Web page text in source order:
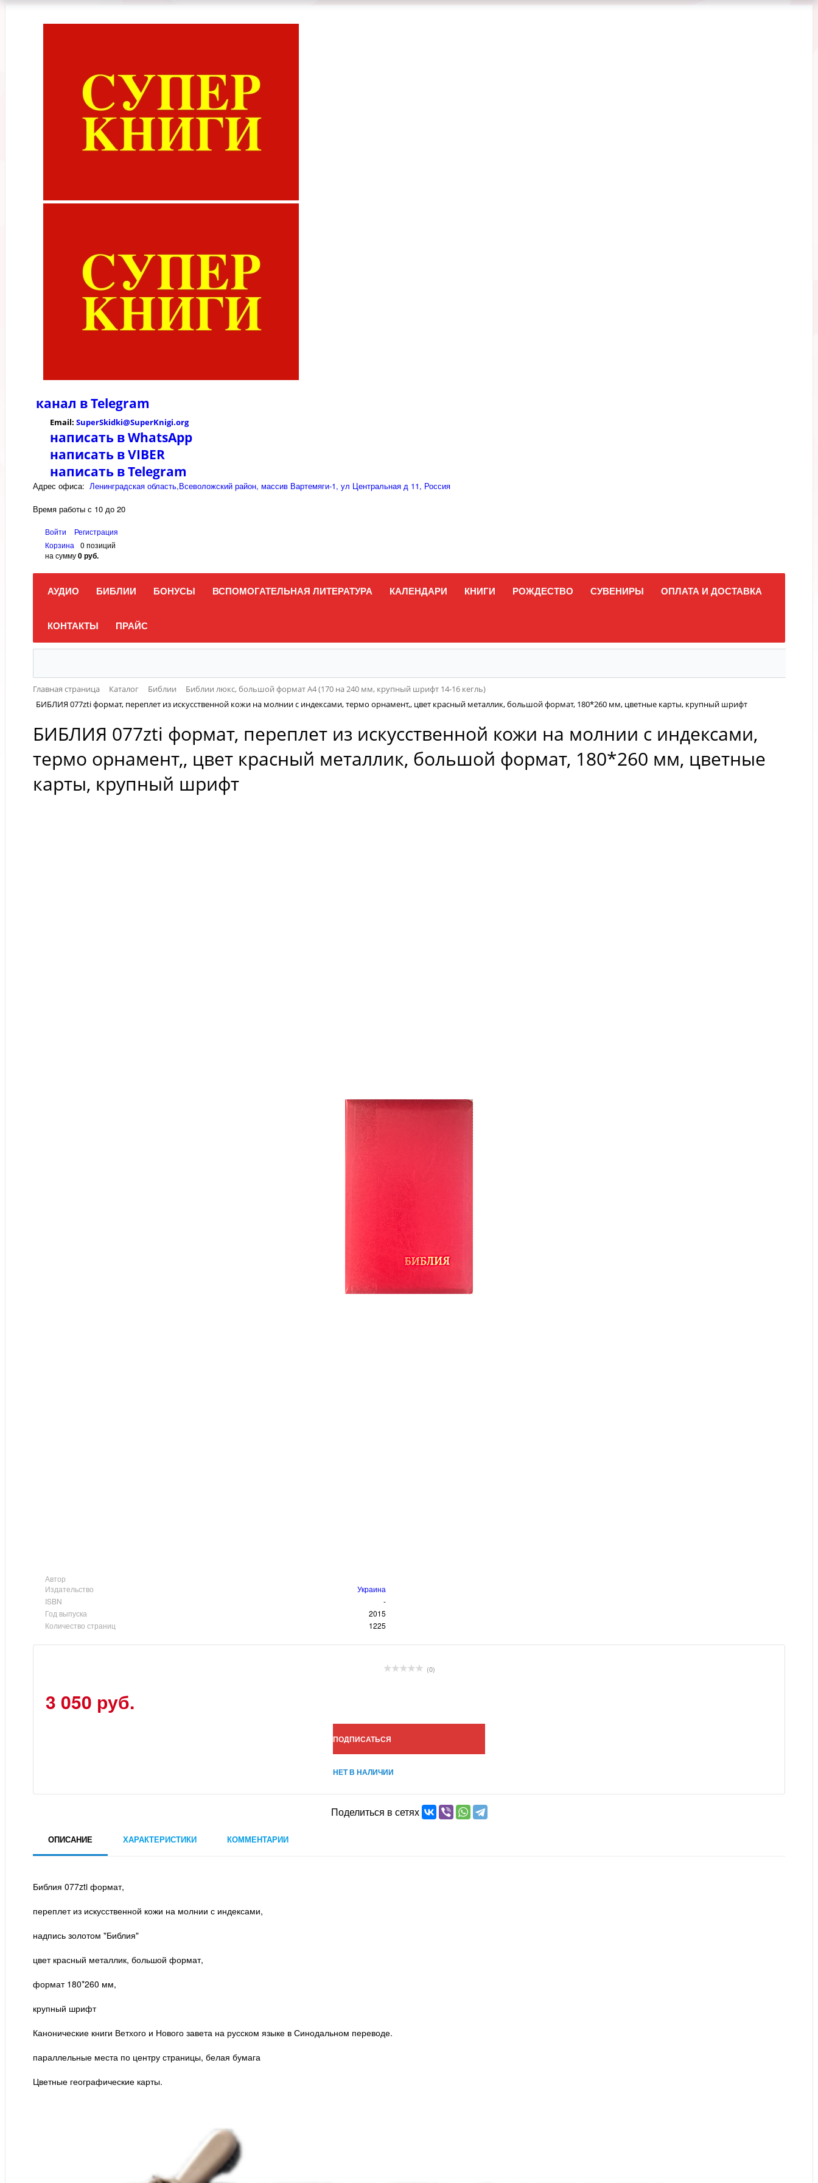
канал вTelegram
Email: SuperSkidki@SuperKnigi.org
написать в WhatsApp
написать в VIBER
написать в Telegram
Адрес офиса: Ленинградская область,Всеволожский район, массив Вартемяги-1, ул Центральная д 11, Россия
Время работы с 10 до 20
Войти
Регистрация
Корзина
0 позиций
на сумму0 руб.
АУДИО БИБЛИИ БОНУСЫ ВСПОМОГАТЕЛЬНАЯ ЛИТЕРАТУРА КАЛЕНДАРИ КНИГИ РОЖДЕСТВО СУВЕНИРЫ ОПЛАТА И ДОСТАВКА
КОНТАКТЫ ПРАЙС
Главная страница Каталог Библии
Библии люкс, большой формат А4 (170 на 240 мм, крупный шрифт 14-16 кегль)
БИБЛИЯ 077zti формат, переплет из искусственной кожи на молнии с индексами, термо орнамент,, цвет красный металлик, большой формат, 180*260 мм, цветные карты, крупный шрифт
БИБЛИЯ 077zti формат, переплет из искусственной кожи на молнии с индексами,
термо орнамент,, цвет красный металлик, большой формат, 180*260 мм, цветные
карты, крупный шрифт
Автор
Издательство
Украина
ISBN
-
Год выпуска
2015
Количество страниц
1225
(0)
3 050 руб.
ПОДПИСАТЬСЯ
НЕТ В НАЛИЧИИ
Поделиться в сетях
ОПИСАНИЕ ХАРАКТЕРИСТИКИ КОММЕНТАРИИ
Библия 077zti формат,
переплет из искусственной кожи на молнии с индексами,
надпись золотом "Библия"
цвет красный металлик, большой формат,
формат 180*260 мм,
крупный шрифт
Канонические книги Ветхого и Нового завета на русском языке в Синодальном переводе.
параллельные места по центру страницы, белая бумага
Цветные географические карты.